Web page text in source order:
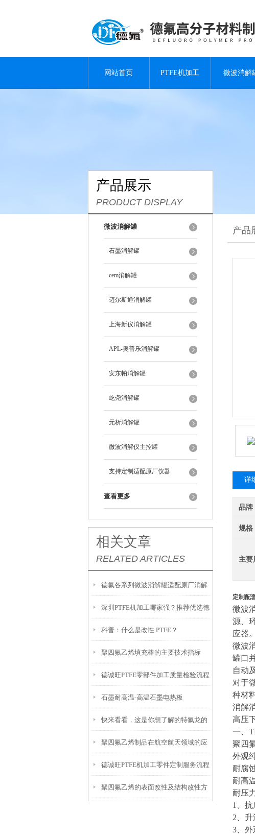
网站首页 PTFE机加工 微波消解
产品展示
PRODUCT DISPLAY
微波消解罐
石墨消解罐
cem消解罐
迈尔斯通消解罐
上海新仪消解罐
APL-奥普乐消解罐
安东帕消解罐
屹尧消解罐
元析消解罐
微波消解仪主控罐
支持定制适配原厂仪器
查看更多
相关文章
RELATED ARTICLES
德氟各系列微波消解罐适配原厂消解
仪
深圳PTFE机加工哪家强？推荐优选德
诚旺
科普：什么是改性 PTFE？
聚四氟乙烯填充棒的主要技术指标
德诚旺PTFE零部件加工质量检验流程
石墨耐高温-高温石墨电热板
快来看看，这是你想了解的特氟龙的
应用范围吗？
聚四氟乙烯制品在航空航天领域的应
用
德诚旺PTFE机加工零件定制服务流程
聚四氟乙烯的表面改性及结构改性方
产品
详
品牌
规格
主要
定制配
微波
源、
应器。
微波
罐口
自动
对于
种材
消解
高压
一、
聚四
外观
耐腐
耐高
耐压
1、
2、
3、外